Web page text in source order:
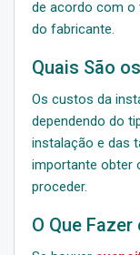
de acordo com o
do fabricante.
Quais São
Os custos da
dependendo do
instalação e das
importante obter
proceder.
O Que